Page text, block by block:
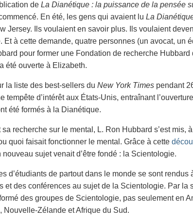
de La Dianétique : la puissance de la pensée
En été, les gens qui avaient lu La
Jersey. Ils voulaient en savoir plus. Ils voulaient
Et à cette demande, quatre personnes (un avocat, un
pour former une Fondation de recherche
été ouverte à Elizabeth.
la liste des best-sellers du New York Times pendant
tempête d’intérêt aux États-Unis, entraînant
été formés à la Dianétique.
recherche sur le mental, L. Ron Hubbard s’est mis,
quoi faisait fonctionner le mental. Grâce à cette
nouveau sujet venait d’être fondé : la Scientologie.
d’étudiants de partout dans le monde se sont
et des conférences au sujet de la Scientologie. Par la
des groupes de Scientologie, pas seulement en
Nouvelle-Zélande et Afrique du Sud.